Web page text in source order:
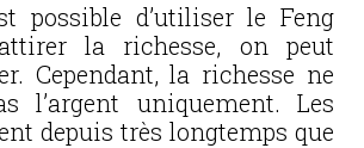
possible d’utiliser le Feng
la richesse, on peut
Cependant, la richesse ne
l’argent uniquement. Les
depuis très longtemps que